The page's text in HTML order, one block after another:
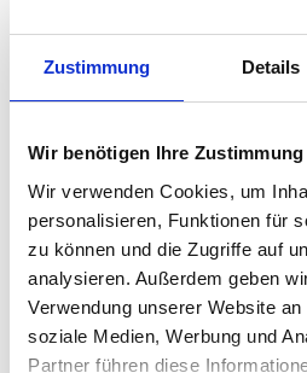
Zustimmung Details
Wir benötigen Ihre Zustimmung
Wir verwenden Cookies, um
personalisieren, Funktionen für
zu können und die Zugriffe auf
analysieren. Außerdem geben
Verwendung unserer Website
soziale Medien, Werbung und
Partner führen diese
2023 460 € 580